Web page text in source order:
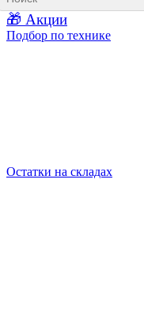
🎁 Акции
Подбор по технике
Остатки на складах